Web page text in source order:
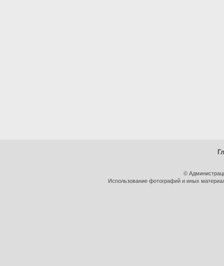
©
Использование фотографий и иных